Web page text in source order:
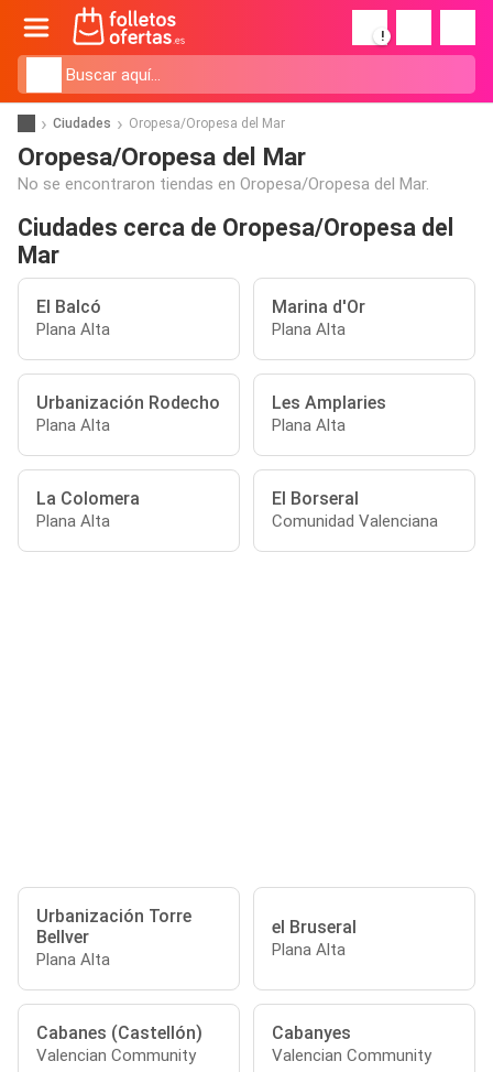
!
Ciudades Oropesa/Oropesa del Mar
Oropesa/Oropesa del Mar
No se encontraron tiendas en Oropesa/Oropesa del Mar.
Ciudades cerca de Oropesa/Oropesa del
Mar
El Balcó
Plana Alta
Marina d'Or
Plana Alta
Urbanización Rodecho
Plana Alta
Les Amplaries
Plana Alta
La Colomera
Plana Alta
El Borseral
Comunidad Valenciana
Urbanización Torre
Bellver
Plana Alta
el Bruseral
Plana Alta
Cabanes (Castellón)
Valencian Community
Cabanyes
Valencian Community